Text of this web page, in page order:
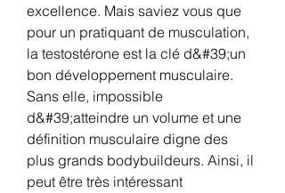
excellence. Mais saviez vous que
pour un pratiquant de musculation,
la testostérone est la clé d&#39;un
bon développement musculaire.
Sans elle, impossible
d&#39;atteindre un volume et une
définition musculaire digne des
plus grands bodybuildeurs. Ainsi, il
peut être très intéressant